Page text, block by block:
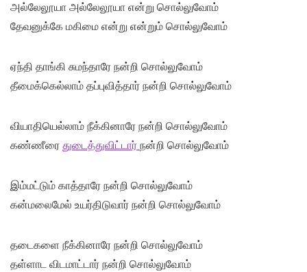
அல்லேலூயா அல்லேலூயா என்று சொல்லுவோம்
தேவனுக்கே மகிமை என்று என்றும் சொல்லுவோம்
ஏந்தி தாங்கி சுமந்தாரே நன்றி சொல்லுவோம்
தீமைக்கெல்லாம் தப்புவித்தார் நன்றி சொல்லுவோம்
வியாதியெல்லாம் நீக்கினாரே நன்றி சொல்லுவோம்
கண்ணீரை துடைத்துவிட்டார் நன்றி சொல்லுவோம்
இம்மட்டும் காத்தாரே நன்றி சொல்லுவோம்
கன்மலைமேல் உயர்திடுவார் நன்றி சொல்லுவோம்
தடைகளை நீக்கினாரே நன்றி சொல்லுவோம்
தள்ளாட விடமாட்டார் நன்றி சொல்லுவோம்